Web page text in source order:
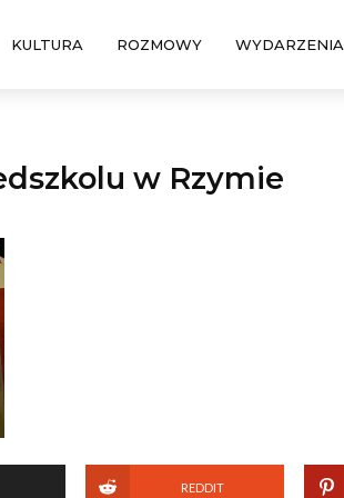
KULTURA ROZMOWY WYDARZENIA
w Rzymie
REDDIT